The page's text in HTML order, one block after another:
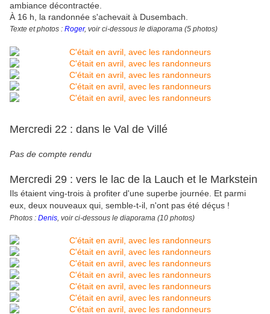
ambiance décontractée.
À 16 h, la randonnée s'achevait à Dusembach.
Texte et photos : Roger, voir ci-dessous le diaporama (5 photos)
Pas de compte rendu
Mercredi 29 : vers le lac de la Lauch et le Markstein
Ils étaient ving-trois à profiter d'une superbe journée. Et parmi
eux, deux nouveaux qui, semble-t-il, n'ont pas été déçus !
Photos : Denis, voir ci-dessous le diaporama (10 photos)